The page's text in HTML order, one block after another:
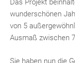
Das Projekt
wunderschönen
von 5
Ausmaß zwischen
Sie haben nun die